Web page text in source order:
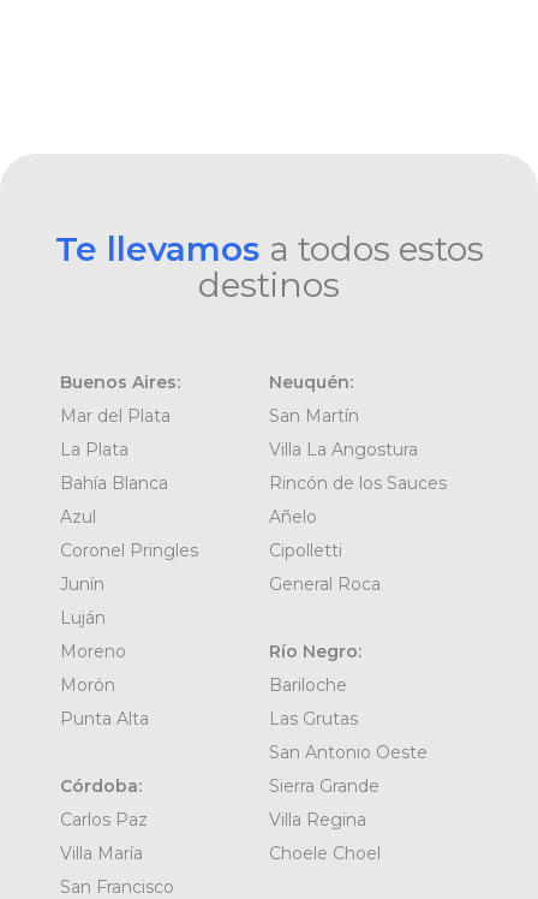
Te llevamos a todos estos
destinos
Buenos Aires:
Mar del Plata
La Plata
Bahía Blanca
Azul
Coronel Pringles
Junín
Luján
Moreno
Morón
Punta Alta
Córdoba:
Carlos Paz
Villa María
San Francisco
Neuquén:
San Martín
Villa La Angostura
Rincón de los Sauces
Añelo
Cipolletti
General Roca
Río Negro:
Bariloche
Las Grutas
San Antonio Oeste
Sierra Grande
Villa Regina
Choele Choel